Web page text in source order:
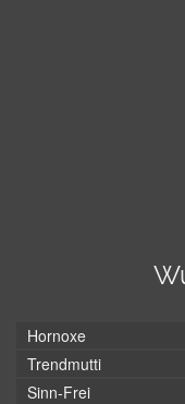
Hornoxe
Trendmutti
Sinn-Frei